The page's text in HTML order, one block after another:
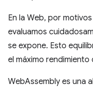
En la Web, por
evaluamos
se expone. Esto
el máximo
WebAssembly es una